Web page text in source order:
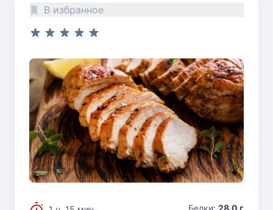
В избранное
Белки: 28.0 г